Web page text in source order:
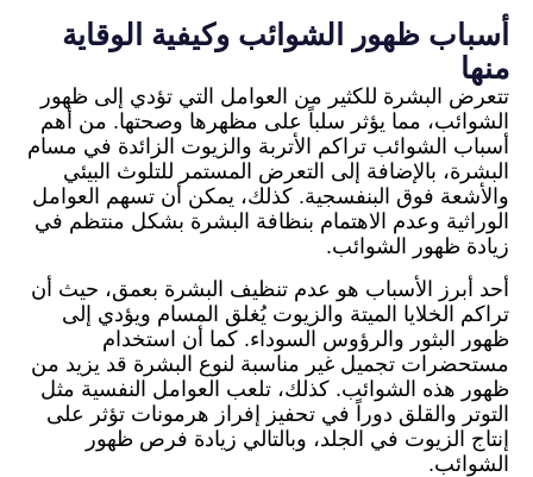
أسباب ظهور الشوائب وكيفية الوقاية
منها
تتعرض البشرة للكثير من العوامل التي تؤدي إلى ظهور
الشوائب، مما يؤثر سلباً على مظهرها وصحتها. من أهم
أسباب الشوائب تراكم الأتربة والزيوت الزائدة في مسام
البشرة، بالإضافة إلى التعرض المستمر للتلوث البيئي
والأشعة فوق البنفسجية. كذلك، يمكن أن تسهم العوامل
الوراثية وعدم الاهتمام بنظافة البشرة بشكل منتظم في
زيادة ظهور الشوائب.
أحد أبرز الأسباب هو عدم تنظيف البشرة بعمق، حيث أن
تراكم الخلايا الميتة والزيوت يُغلق المسام ويؤدي إلى
ظهور البثور والرؤوس السوداء. كما أن استخدام
مستحضرات تجميل غير مناسبة لنوع البشرة قد يزيد من
ظهور هذه الشوائب. كذلك، تلعب العوامل النفسية مثل
التوتر والقلق دوراً في تحفيز إفراز هرمونات تؤثر على
إنتاج الزيوت في الجلد، وبالتالي زيادة فرص ظهور
الشوائب.